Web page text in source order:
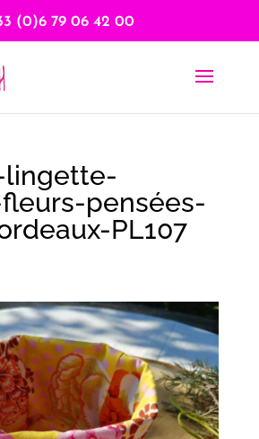
(0)6 79 06 42 00
lingette-
pensées-
PL107